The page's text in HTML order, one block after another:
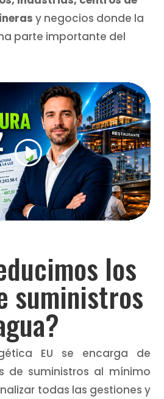
y negocios donde la
parte importante del
los
suministros
EU se encarga de
de suministros al mínimo
todas las gestiones y